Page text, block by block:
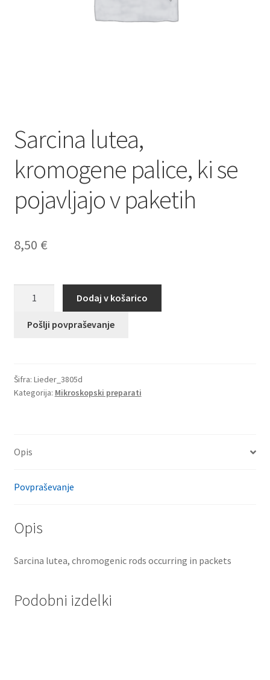
Sarcina lutea,
kromogene palice, ki se
pojavljajo v paketih
8,50 €
kromogene
pojavljajo
v
Dodaj v košarico
Pošlji povpraševanje
Šifra: Lieder_3805d
Kategorija: Mikroskopski preparati
Opis
Povpraševanje
Opis
Sarcina lutea, chromogenic rods occurring in packets
Podobni izdelki